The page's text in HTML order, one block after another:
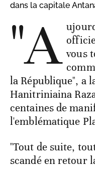
dans la capitale
"A vous
la République", a
Hanitriniaina
centaines de
l'emblématique
"Tout de suite,
scandé en retour